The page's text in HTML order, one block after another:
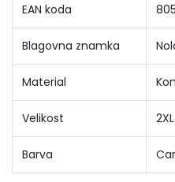
EAN koda
Blagovna znamka
Material
Velikost 2XL
Barva